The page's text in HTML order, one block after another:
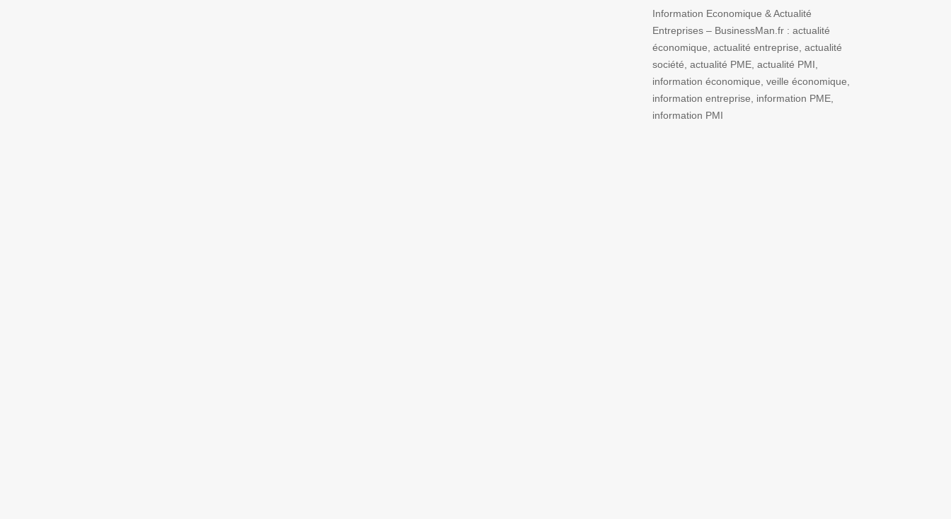
Information Economique & Actualité
Entreprises – BusinessMan.fr : actualité
économique, actualité entreprise, actualité
société, actualité PME, actualité PMI,
information économique, veille économique,
information entreprise, information PME,
information PMI